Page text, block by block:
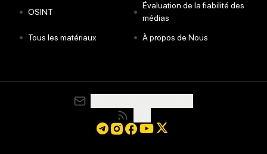
• OSINT •
Évaluation de la fiabilité des
médias
• Tous les matériaux • À propos de Nous